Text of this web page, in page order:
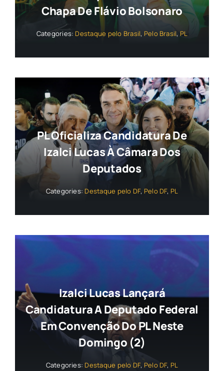
Chapa De Flávio Bolsonaro
Categories: Destaque pelo Brasil, Pelo Brasil, PL
PL Oficializa Candidatura De
Izalci Lucas À Câmara Dos
Deputados
Categories: Destaque pelo DF, Pelo DF, PL
Izalci Lucas Lançará
Candidatura A Deputado Federal
Em Convenção Do PL Neste
Domingo (2)
Categories: Destaque pelo DF, Pelo DF, PL